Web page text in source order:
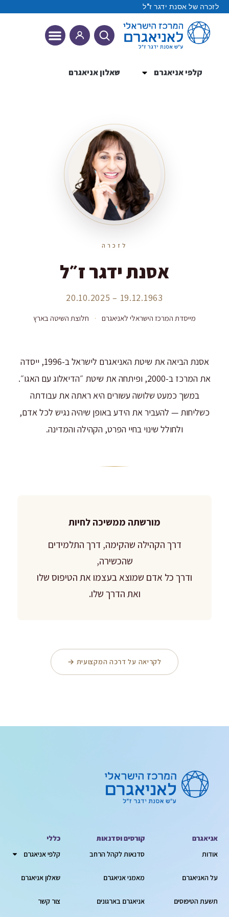
לזכרה של אסנת ידגר ז"ל
קלפי אניאגרם שאלון אניאגרם
לזכרה
אסנת ידגר ז״ל
19.12.1963 – 20.10.2025
מייסדת המרכז הישראלי לאניאגרם · חלוצת השיטה בארץ
אסנת הביאה את שיטת האניאגרם לישראל ב-1996, ייסדה
את המרכז ב-2000, ופיתחה את שיטת ״הדיאלוג עם האגו״.
במשך כמעט שלושה עשורים היא ראתה את עבודתה
כשליחות — להעביר את הידע באופן שיהיה נגיש לכל אדם,
ולחולל שינוי בחיי הפרט, הקהילה והמדינה.
מורשתה ממשיכה לחיות
דרך הקהילה שהקימה, דרך התלמידים
שהכשירה,
ודרך כל אדם שמוצא בעצמו את הטיפוס שלו
ואת הדרך שלו.
לקריאה על דרכה המקצועית →
אניאגרם
אודות
על האניאגרם
תשעת הטיפוסים
קורסים וסדנאות
סדנאות לקהל הרחב
מאמני אניאגרם
אניאגרם בארגונים
כללי
קלפי אניאגרם
שאלון אניאגרם
צור קשר